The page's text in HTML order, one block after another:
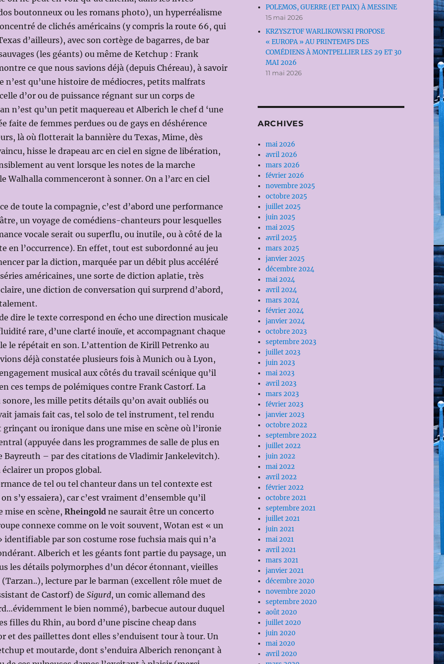
boutonneux ou les romans photo), un hyperréalisme
de clichés américains (y compris la route 66, qui
d’ailleurs), avec son cortège de bagarres, de bar
(les géants) ou même de Ketchup : Frank
ce que nous savions déjà (depuis Chéreau), à savoir
n’est qu’une histoire de médiocres, petits malfrats
d’or ou de puissance régnant sur un corps de
n’est qu’un petit maquereau et Alberich le chef d ‘une
faite de femmes perdues ou de gays en déshérence
là où flotterait la bannière du Texas, Mime, dès
hisse le drapeau arc en ciel en signe de libération,
au vent lorsque les notes de la marche
Walhalla commenceront à sonner. On a l’arc en ciel
de toute la compagnie, c’est d’abord une performance
un voyage de comédiens-chanteurs pour lesquelles
vocale serait ou superflu, ou inutile, ou à côté de la
en l’occurrence). En effet, tout est subordonné au jeu
par la diction, marquée par un débit plus accéléré
américaines, une sorte de diction aplatie, très
une diction de conversation qui surprend d’abord,
dire le texte correspond en écho une direction musicale
rare, d’une clarté inouïe, et accompagnant chaque
le répétait en son. L’attention de Kirill Petrenko au
déjà constatée plusieurs fois à Munich ou à Lyon,
musical aux côtés du travail scénique qu’il
ces temps de polémiques contre Frank Castorf. La
les mille petits détails qu’on avait oubliés ou
jamais fait cas, tel solo de tel instrument, tel rendu
ou ironique dans une mise en scène où l’ironie
(appuyée dans les programmes de salle de plus en
Bayreuth – par des citations de Vladimir Jankelevitch).
un propos global.
de tel ou tel chanteur dans un tel contexte est
s’y essaiera), car c’est vraiment d’ensemble qu’il
mise en scène, Rheingoldne saurait être un concerto
connexe comme on le voit souvent, Wotan est « un
identifiable par son costume rose fuchsia mais qui n’a
Alberich et les géants font partie du paysage, un
les détails polymorphes d’un décor étonnant, vieilles
lecture par le barman (excellent rôle muet de
de Castorf) de Sigurd, un comic allemand des
le bien nommé), barbecue autour duquel
filles du Rhin, au bord d’une piscine cheap dans
et des paillettes dont elles s’enduisent tour à tour. Un
et moutarde, dont s’enduira Alberich renonçant à
POLEMOS, GUERRE (ET PAIX) À MESSINE
15 mai 2026
KRZYSZTOF WARLIKOWSKI PROPOSE
« EUROPA » AU PRINTEMPS DES
COMÉDIENS À MONTPELLIER LES 29 ET 30
MAI 2026
11 mai 2026
ARCHIVES
mai 2026
avril 2026
mars 2026
février 2026
novembre 2025
octobre 2025
juillet 2025
juin 2025
mai 2025
avril 2025
mars 2025
janvier 2025
décembre 2024
mai 2024
avril 2024
mars 2024
février 2024
janvier 2024
octobre 2023
septembre 2023
juillet 2023
juin 2023
mai 2023
avril 2023
mars 2023
février 2023
janvier 2023
octobre 2022
septembre 2022
juillet 2022
juin 2022
mai 2022
avril 2022
février 2022
octobre 2021
septembre 2021
juillet 2021
juin 2021
mai 2021
avril 2021
mars 2021
janvier 2021
décembre 2020
novembre 2020
septembre 2020
août 2020
juillet 2020
juin 2020
mai 2020
avril 2020